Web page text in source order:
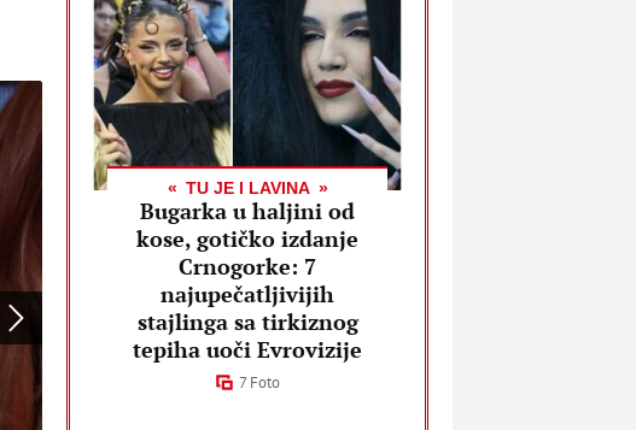
TU JE I LAVINA
Bugarka u haljini od
kose, gotičko izdanje
Crnogorke: 7
najupečatljivijih
stajlinga sa tirkiznog
tepiha uoči Evrovizije
7 Foto